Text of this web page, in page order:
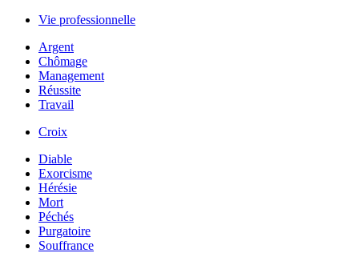
Vie professionnelle
Argent
Chômage
Management
Réussite
Travail
Croix
Diable
Exorcisme
Hérésie
Mort
Péchés
Purgatoire
Souffrance